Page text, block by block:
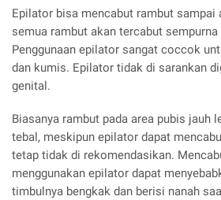
Epilator bisa mencabut rambut sampai
semua rambut akan tercabut sempurna
Penggunaan epilator sangat coccok
dan kumis. Epilator tidak di sarankan
genital.
Biasanya rambut pada area pubis jauh
tebal, meskipun epilator dapat
tetap tidak di rekomendasikan.
menggunakan epilator dapat
timbulnya bengkak dan berisi nanah